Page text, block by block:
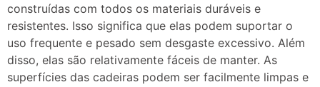
construídas com todos os materiais duráveis e
resistentes. Isso significa que elas podem suportar o
uso frequente e pesado sem desgaste excessivo. Além
disso, elas são relativamente fáceis de manter. As
superfícies das cadeiras podem ser facilmente limpas e